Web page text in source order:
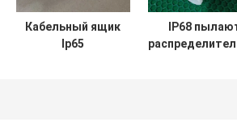
Кабельный ящик
Ip65
IP68